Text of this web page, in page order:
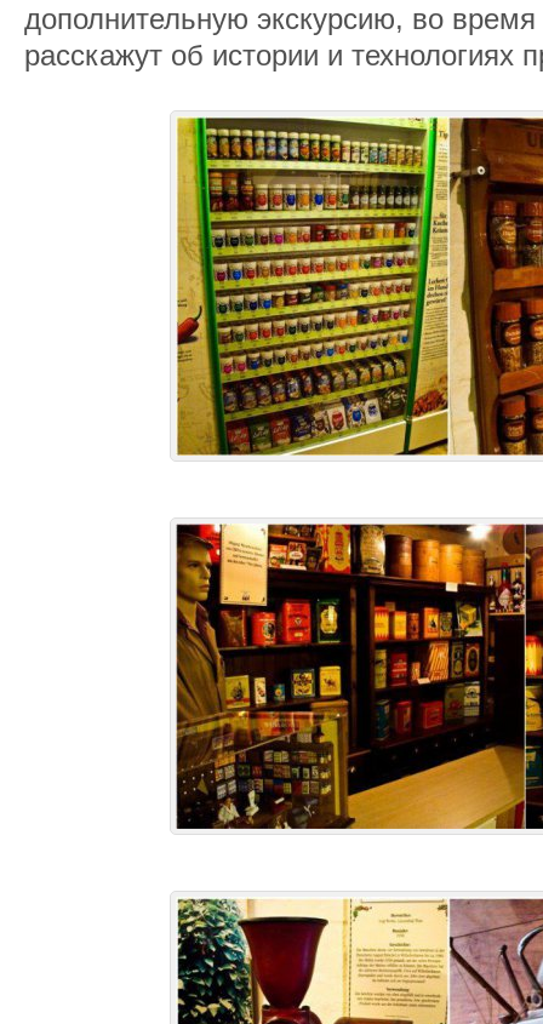
дополнительную экскурсию, во
расскажут об истории и технологиях